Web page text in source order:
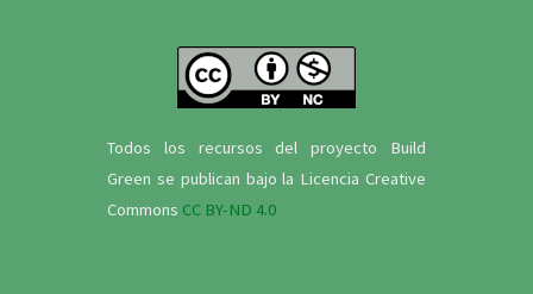
Todos los recursos del proyecto Build
Green se publican bajo la Licencia Creative
Commons CC BY-ND 4.0